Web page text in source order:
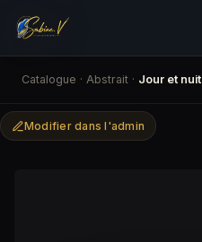
Catalogue · Abstrait · Jour et nuit
Modifier dans l'admin